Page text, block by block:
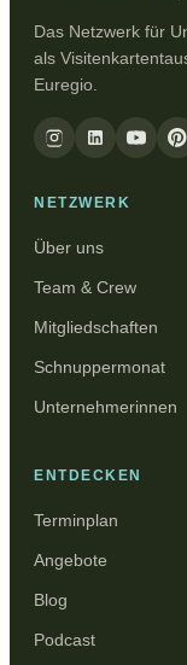
Das Netzwerk für
als
Euregio.
NETZWERK
Über uns
Team & Crew
Mitgliedschaften
Schnuppermonat
Unternehmerinnen
ENTDECKEN
Terminplan
Angebote
Blog
Podcast